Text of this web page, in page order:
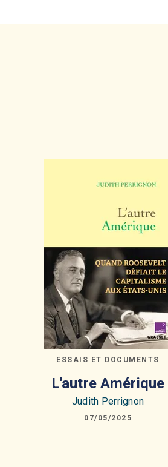
ESSAIS ET DOCUMENTS
L'autre Amérique
Judith Perrignon
07/05/2025